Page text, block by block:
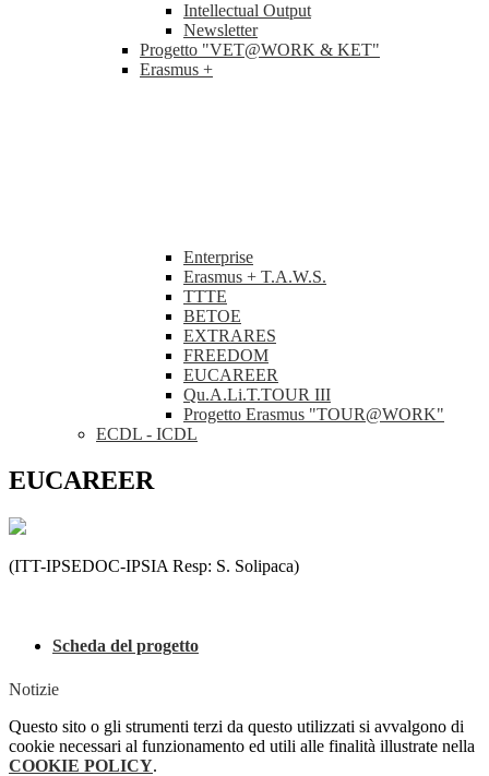
Intellectual Output
Newsletter
Progetto "VET@WORK & KET"
Erasmus +
Enterprise
Erasmus + T.A.W.S.
TTTE
BETOE
EXTRARES
FREEDOM
EUCAREER
Qu.A.Li.T.TOUR III
Progetto Erasmus "TOUR@WORK"
ECDL - ICDL
EUCAREER
(ITT-IPSEDOC-IPSIA Resp: S. Solipaca)
Scheda del progetto
Notizie
Questo sito o gli strumenti terzi da questo utilizzati si avvalgono di
cookie necessari al funzionamento ed utili alle finalità illustrate nella
COOKIE POLICY.